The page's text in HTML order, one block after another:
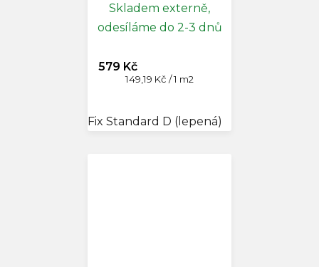
Skladem externě,
odesíláme do 2-3 dnů
579 Kč
Měrná
149,19 Kč / 1 m2
Fix Standard D (lepená)